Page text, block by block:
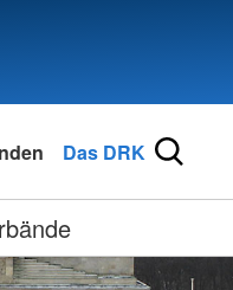
Das DRK